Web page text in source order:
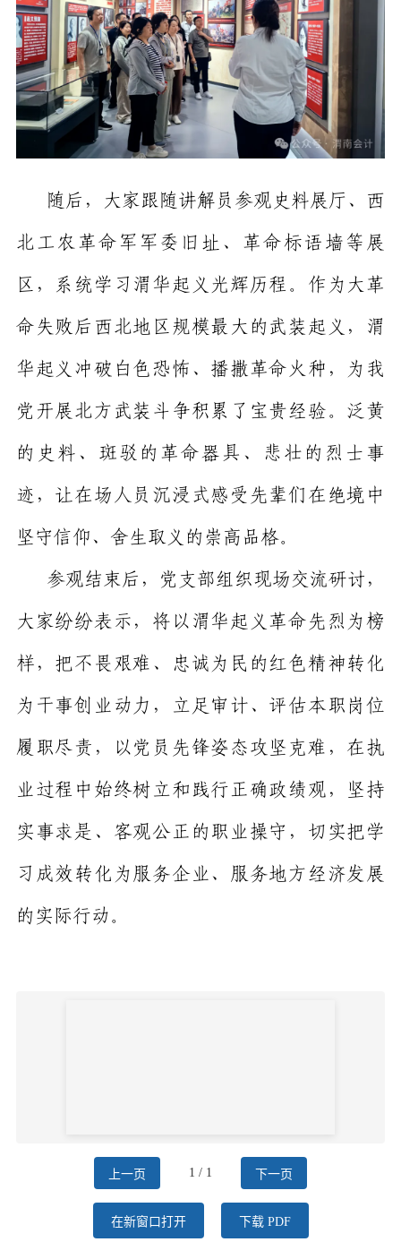
随后，大家跟随讲解员参观史料展厅、西
北工农革命军军委旧址、革命标语墙等展
区，系统学习渭华起义光辉历程。作为大革
命失败后西北地区规模最大的武装起义，渭
华起义冲破白色恐怖、播撒革命火种，为我
党开展北方武装斗争积累了宝贵经验。泛黄
的史料、斑驳的革命器具、悲壮的烈士事
迹，让在场人员沉浸式感受先辈们在绝境中
坚守信仰、舍生取义的崇高品格。
参观结束后，党支部组织现场交流研讨，
大家纷纷表示，将以渭华起义革命先烈为榜
样，把不畏艰难、忠诚为民的红色精神转化
为干事创业动力，立足审计、评估本职岗位
履职尽责，以党员先锋姿态攻坚克难，在执
业过程中始终树立和践行正确政绩观，坚持
实事求是、客观公正的职业操守，切实把学
习成效转化为服务企业、服务地方经济发展
的实际行动。
上一页 1 / 1 下一页
在新窗口打开 下载 PDF